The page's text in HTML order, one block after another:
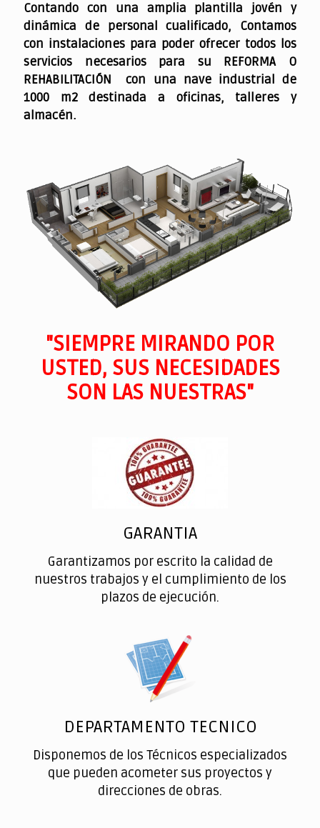
Contando con una amplia plantilla jovén y
dinámica de personal cualificado, Contamos
con instalaciones para poder ofrecer todos los
servicios necesarios para su REFORMA O
REHABILITACIÓN con una nave industrial de
1000 m2 destinada a oficinas, talleres y
almacén.
"SIEMPRE MIRANDO POR
USTED, SUS NECESIDADES
SON LAS NUESTRAS"
GARANTIA
Garantizamos por escrito la calidad de
nuestros trabajos y el cumplimiento de los
plazos de ejecución.
DEPARTAMENTO TECNICO
Disponemos de los Técnicos especializados
que pueden acometer sus proyectos y
direcciones de obras.